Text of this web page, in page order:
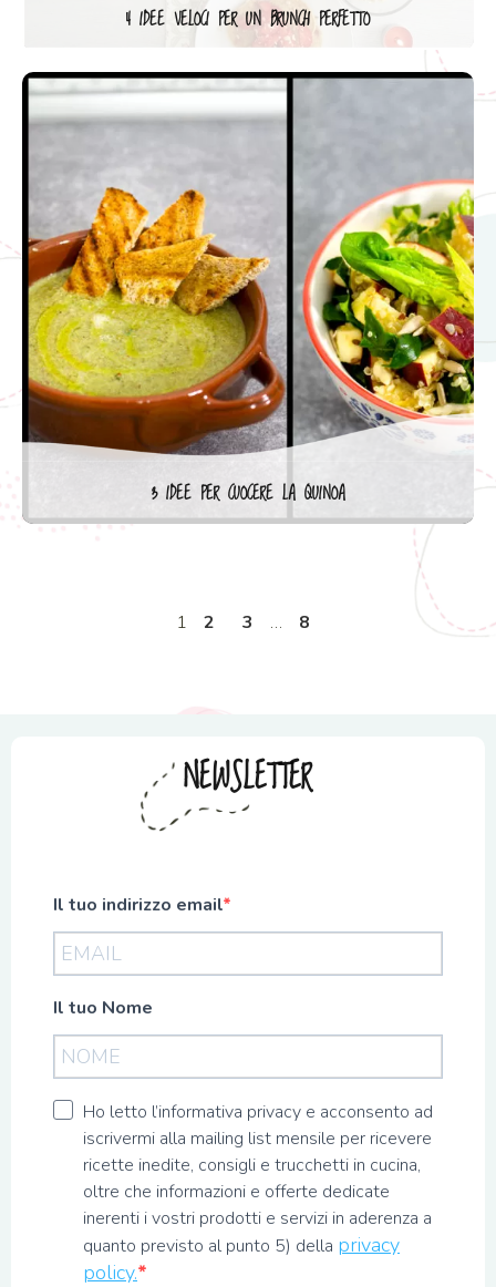
4 IDEE VELOCI PER UN BRUNCH PERFETTO
3 IDEE PER CUOCERE LA QUINOA
1 2 3 … 8
NEWSLETTER
Il tuo indirizzo email
Il tuo Nome
Ho letto l’informativa privacy e acconsento ad
iscrivermi alla mailing list mensile per ricevere
ricette inedite, consigli e trucchetti in cucina,
oltre che informazioni e offerte dedicate
inerenti i vostri prodotti e servizi in aderenza a
quanto previsto al punto 5) della privacy
policy.